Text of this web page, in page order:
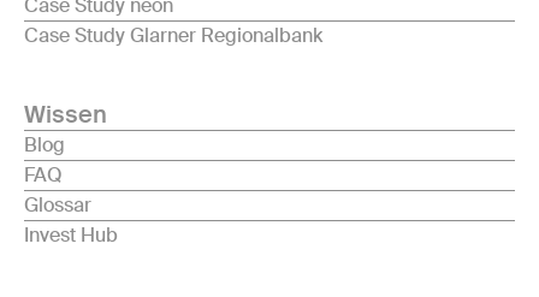
Case Study neon
Case Study Glarner Regionalbank
Wissen
Blog
FAQ
Glossar
Invest Hub